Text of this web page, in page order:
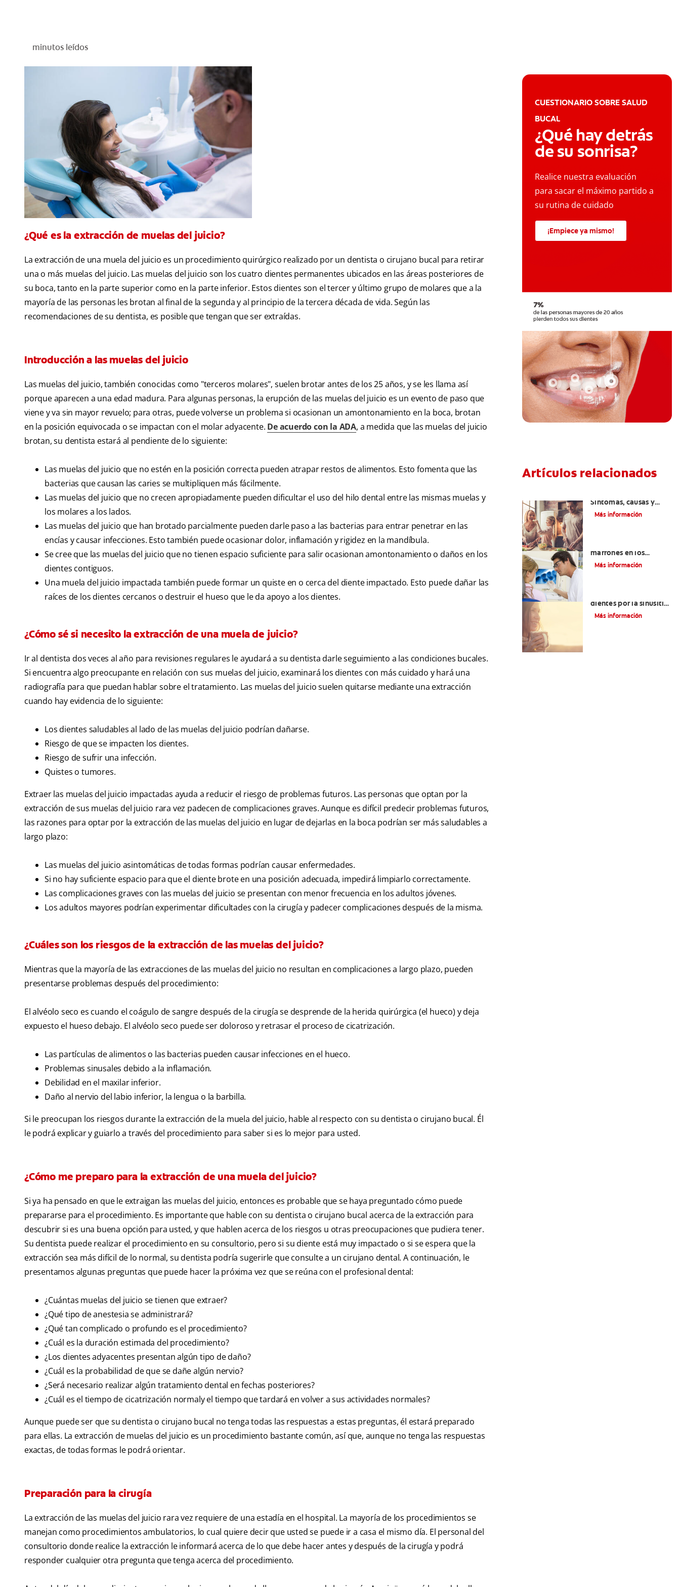
minutos leídos
¿Qué es la extracción de muelas del juicio?
La extracción de una muela del juicio es un procedimiento quirúrgico realizado por un dentista o cirujano bucal para retirar
una o más muelas del juicio. Las muelas del juicio son los cuatro dientes permanentes ubicados en las áreas posteriores de
su boca, tanto en la parte superior como en la parte inferior. Estos dientes son el tercer y último grupo de molares que a la
mayoría de las personas les brotan al final de la segunda y al principio de la tercera década de vida. Según las
recomendaciones de su dentista, es posible que tengan que ser extraídas.
Introducción a las muelas del juicio
Las muelas del juicio, también conocidas como "terceros molares", suelen brotar antes de los 25 años, y se les llama así
porque aparecen a una edad madura. Para algunas personas, la erupción de las muelas del juicio es un evento de paso que
viene y va sin mayor revuelo; para otras, puede volverse un problema si ocasionan un amontonamiento en la boca, brotan
en la posición equivocada o se impactan con el molar adyacente. De acuerdo con la ADA, a medida que las muelas del juicio
brotan, su dentista estará al pendiente de lo siguiente:
Las muelas del juicio que no estén en la posición correcta pueden atrapar restos de alimentos. Esto fomenta que las
bacterias que causan las caries se multipliquen más fácilmente.
Las muelas del juicio que no crecen apropiadamente pueden dificultar el uso del hilo dental entre las mismas muelas y
los molares a los lados.
Las muelas del juicio que han brotado parcialmente pueden darle paso a las bacterias para entrar penetrar en las
encías y causar infecciones. Esto también puede ocasionar dolor, inflamación y rigidez en la mandíbula.
Se cree que las muelas del juicio que no tienen espacio suficiente para salir ocasionan amontonamiento o daños en los
dientes contiguos.
Una muela del juicio impactada también puede formar un quiste en o cerca del diente impactado. Esto puede dañar las
raíces de los dientes cercanos o destruir el hueso que le da apoyo a los dientes.
¿Cómo sé si necesito la extracción de una muela de juicio?
Ir al dentista dos veces al año para revisiones regulares le ayudará a su dentista darle seguimiento a las condiciones bucales.
Si encuentra algo preocupante en relación con sus muelas del juicio, examinará los dientes con más cuidado y hará una
radiografía para que puedan hablar sobre el tratamiento. Las muelas del juicio suelen quitarse mediante una extracción
cuando hay evidencia de lo siguiente:
Los dientes saludables al lado de las muelas del juicio podrían dañarse.
Riesgo de que se impacten los dientes.
Riesgo de sufrir una infección.
Quistes o tumores.
Extraer las muelas del juicio impactadas ayuda a reducir el riesgo de problemas futuros. Las personas que optan por la
extracción de sus muelas del juicio rara vez padecen de complicaciones graves. Aunque es difícil predecir problemas futuros,
las razones para optar por la extracción de las muelas del juicio en lugar de dejarlas en la boca podrían ser más saludables a
largo plazo:
Las muelas del juicio asintomáticas de todas formas podrían causar enfermedades.
Si no hay suficiente espacio para que el diente brote en una posición adecuada, impedirá limpiarlo correctamente.
Las complicaciones graves con las muelas del juicio se presentan con menor frecuencia en los adultos jóvenes.
Los adultos mayores podrían experimentar dificultades con la cirugía y padecer complicaciones después de la misma.
¿Cuáles son los riesgos de la extracción de las muelas del juicio?
Mientras que la mayoría de las extracciones de las muelas del juicio no resultan en complicaciones a largo plazo, pueden
presentarse problemas después del procedimiento:
El alvéolo seco es cuando el coágulo de sangre después de la cirugía se desprende de la herida quirúrgica (el hueco) y deja
expuesto el hueso debajo. El alvéolo seco puede ser doloroso y retrasar el proceso de cicatrización.
Las partículas de alimentos o las bacterias pueden causar infecciones en el hueco.
Problemas sinusales debido a la inflamación.
Debilidad en el maxilar inferior.
Daño al nervio del labio inferior, la lengua o la barbilla.
Si le preocupan los riesgos durante la extracción de la muela del juicio, hable al respecto con su dentista o cirujano bucal. Él
le podrá explicar y guiarlo a través del procedimiento para saber si es lo mejor para usted.
¿Cómo me preparo para la extracción de una muela del juicio?
Si ya ha pensado en que le extraigan las muelas del juicio, entonces es probable que se haya preguntado cómo puede
prepararse para el procedimiento. Es importante que hable con su dentista o cirujano bucal acerca de la extracción para
descubrir si es una buena opción para usted, y que hablen acerca de los riesgos u otras preocupaciones que pudiera tener.
Su dentista puede realizar el procedimiento en su consultorio, pero si su diente está muy impactado o si se espera que la
extracción sea más difícil de lo normal, su dentista podría sugerirle que consulte a un cirujano dental. A continuación, le
presentamos algunas preguntas que puede hacer la próxima vez que se reúna con el profesional dental:
¿Cuántas muelas del juicio se tienen que extraer?
¿Qué tipo de anestesia se administrará?
¿Qué tan complicado o profundo es el procedimiento?
¿Cuál es la duración estimada del procedimiento?
¿Los dientes adyacentes presentan algún tipo de daño?
¿Cuál es la probabilidad de que se dañe algún nervio?
¿Será necesario realizar algún tratamiento dental en fechas posteriores?
¿Cuál es el tiempo de cicatrización normaly el tiempo que tardará en volver a sus actividades normales?
Aunque puede ser que su dentista o cirujano bucal no tenga todas las respuestas a estas preguntas, él estará preparado
para ellas. La extracción de muelas del juicio es un procedimiento bastante común, así que, aunque no tenga las respuestas
exactas, de todas formas le podrá orientar.
Preparación para la cirugía
La extracción de las muelas del juicio rara vez requiere de una estadía en el hospital. La mayoría de los procedimientos se
manejan como procedimientos ambulatorios, lo cual quiere decir que usted se puede ir a casa el mismo día. El personal del
consultorio donde realice la extracción le informará acerca de lo que debe hacer antes y después de la cirugía y podrá
responder cualquier otra pregunta que tenga acerca del procedimiento.
CUESTIONARIO SOBRE SALUD
BUCAL
¿Qué hay detrás
de su sonrisa?
Realice nuestra evaluación
para sacar el máximo partido a
su rutina de cuidado
¡Empiece ya mismo!
Artículos relacionados
Síntomas, causas y
tratamiento
Más información
marrones en los
dientes
Más información
dientes por la sinusitis |
Colgate
Más información